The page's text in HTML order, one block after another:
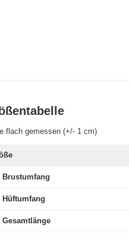
flach gemessen (+/- 1 cm)
Brustumfang
Hüftumfang
Gesamtlänge